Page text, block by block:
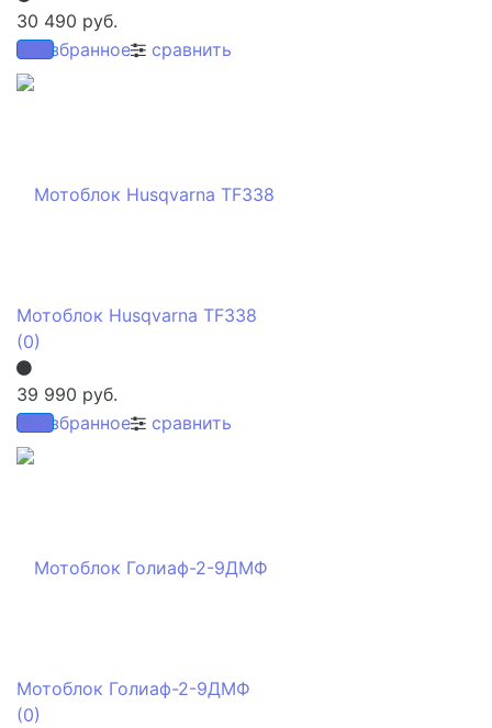
избранное сравнить
30 490 руб.
избранное сравнить
Мотоблок Husqvarna TF338
(0)
39 990 руб.
Мотоблок Голиаф-2-9ДМФ
(0)